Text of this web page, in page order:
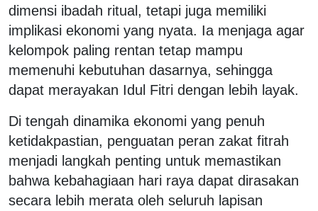
dimensi ibadah ritual, tetapi juga memiliki
implikasi ekonomi yang nyata. Ia menjaga agar
kelompok paling rentan tetap mampu
memenuhi kebutuhan dasarnya, sehingga
dapat merayakan Idul Fitri dengan lebih layak.
Di tengah dinamika ekonomi yang penuh
ketidakpastian, penguatan peran zakat fitrah
menjadi langkah penting untuk memastikan
bahwa kebahagiaan hari raya dapat dirasakan
secara lebih merata oleh seluruh lapisan